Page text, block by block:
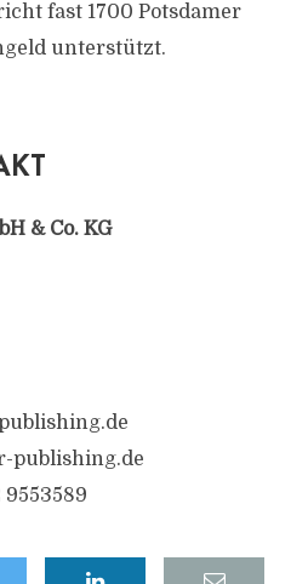
fast 1700 Potsdamer
unterstützt.
& Co. KG
publishing.de
9553589